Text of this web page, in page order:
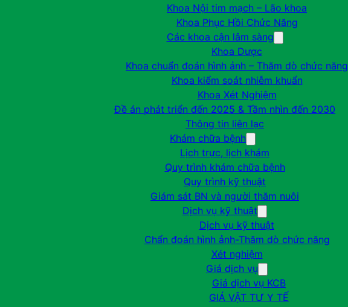
Khoa Nội tim mạch – Lão khoa
Khoa Phục Hồi Chức Năng
Các khoa cận lâm sàng
Khoa Dược
Khoa chuẩn đoán hình ảnh – Thăm dò chức năng
Khoa kiểm soát nhiễm khuẩn
Khoa Xét Nghiệm
Đề án phát triển đến 2025 & Tầm nhìn đến 2030
Thông tin liên lạc
Khám chữa bệnh
Lịch trực, lịch khám
Quy trình khám chữa bệnh
Quy trình kỹ thuật
Giám sát BN và người thăm nuôi
Dịch vụ kỹ thuật
Dịch vụ kỹ thuật
Chẩn đoán hình ảnh-Thăm dò chức năng
Xét nghiệm
Giá dịch vụ
Giá dịch vụ KCB
GIÁ VẬT TƯ Y TẾ